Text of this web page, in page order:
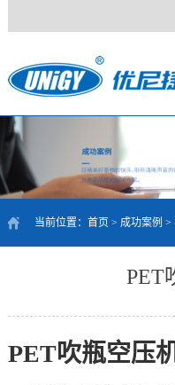
当前位置： 首页 > 成功案例 >
PET
PET吹瓶空压